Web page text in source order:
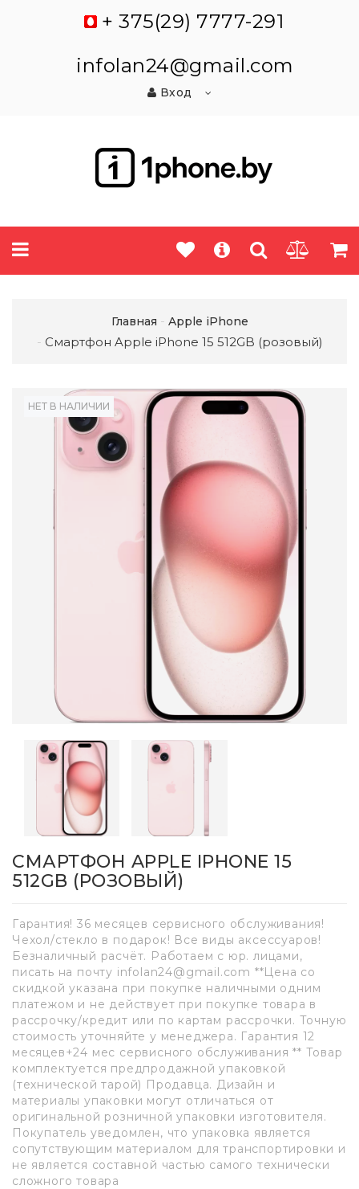
+ 375(29) 7777-291
infolan24@gmail.com
Вход
Главная Apple iPhone
Смартфон Apple iPhone 15 512GB (розовый)
НЕТ В НАЛИЧИИ
СМАРТФОН APPLE IPHONE 15
512GB (РОЗОВЫЙ)
Гарантия! 36 месяцев сервисного обслуживания!
Чехол/стекло в подарок! Все виды аксессуаров!
Безналичный расчёт. Работаем с юр. лицами,
писать на почту infolan24@gmail.com **Цена со
скидкой указана при покупке наличными одним
платежом и не действует при покупке товара в
рассрочку/кредит или по картам рассрочки. Точную
стоимость уточняйте у менеджера. Гарантия 12
месяцев+24 мес сервисного обслуживания ** Товар
комплектуется предпродажной упаковкой
(технической тарой) Продавца. Дизайн и
материалы упаковки могут отличаться от
оригинальной розничной упаковки изготовителя.
Покупатель уведомлен, что упаковка является
сопутствующим материалом для транспортировки и
не является составной частью самого технически
сложного товара